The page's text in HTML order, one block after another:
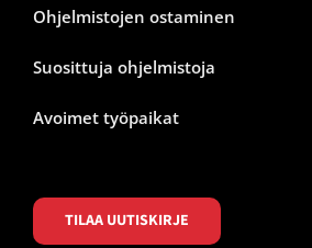
Ohjelmistojen ostaminen
Suosittuja ohjelmistoja
Avoimet työpaikat
TILAA UUTISKIRJE